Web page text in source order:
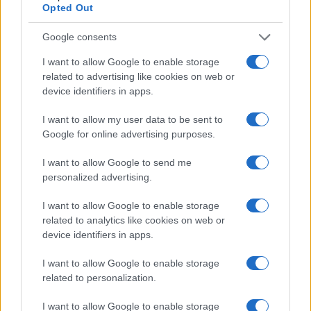
Opted Out
Google consents
I want to allow Google to enable storage
related to advertising like cookies on web or
device identifiers in apps.
I want to allow my user data to be sent to
Google for online advertising purposes.
I want to allow Google to send me
personalized advertising.
I want to allow Google to enable storage
related to analytics like cookies on web or
device identifiers in apps.
I want to allow Google to enable storage
related to personalization.
I want to allow Google to enable storage
της, σε ένα τομέα κάλυψης,
αλλού” Πολεμικό Ναυτικό που θα έχει “στρατηγικά όπλα”
(δηλαδή ικανότητα εξαπόλυσης λίγων δεκάδων
πυραύλων cruise…), θα πρέπει να προστρέξει για να
σταματήσει την εξέλιξη της ναυτικής εχθρικής δράσης.
Περαιτέρω, η αντίληψη της “Ασπίδας του Αχιλλέα”
εμπεριέχει σε κάθε περίπτωση το μεγάλο ζήτημα της
ημιστατικής άμυνας εντός νησιών Αιγαίου. Όσο και να
υιοθετηθούν κινητοί εκτοξευτές πυραύλων, η ανάπτυξη
τους, η δυνατότητα μετακίνησης τους, θα
έκτασης νησιών και οδικών δικτύων
. Ενώ η δράση τους,
δύο διαστάσεων στην ξηρά, δίπλα στα τουρκικά παράλια
(όσοι από αυτούς είναι εγκατεστημένοι κοντά στην
πρώτη γραμμή), θα γίνεται αντιληπτή από ηλεκτρονικές
εκπομπές, εκτοξεύσεις των πρώτων πυραύλων κ.ο.κ. Κι
αυτό σε ένα εναέριο χώρο που θα βαρύνεται από κύματα
εχθρικών drone που θα αναζητούν στόχους. Εδώ
έχουν δυνατότητα κίνησης και μάχης σε πολύ μεγαλύτερα
χωρικά πεδία και βέβαια σε τρεις διαστάσεις, αν
υπολογίσουμε και τα υποβρύχια.
Δεν μπορούμε να μην αναφέρουμε, πέρα από τα